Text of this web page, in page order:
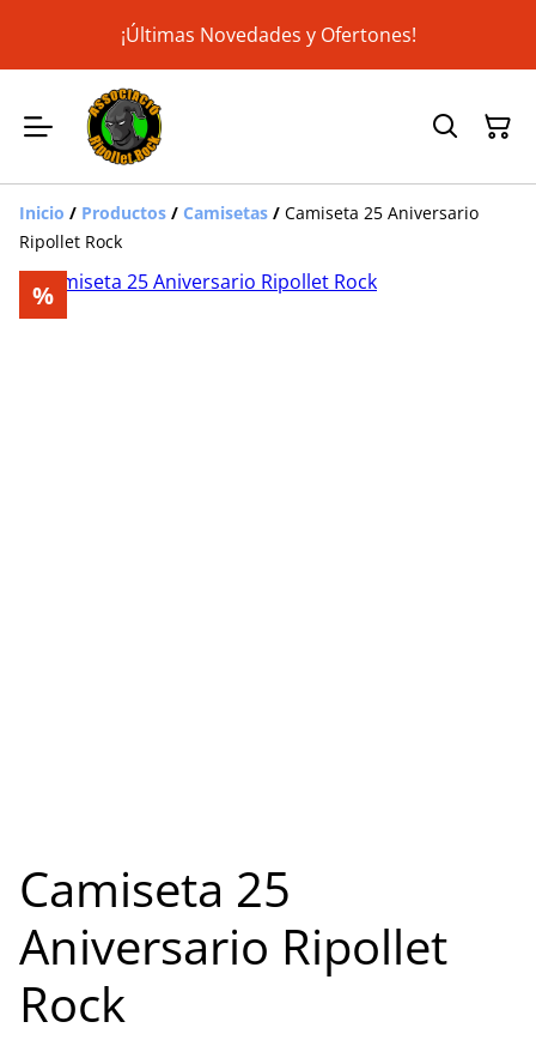
¡Últimas Novedades y Ofertones!
Inicio / Productos / Camisetas / Camiseta 25 Aniversario
Ripollet Rock
%
Camiseta 25
Aniversario Ripollet
Rock